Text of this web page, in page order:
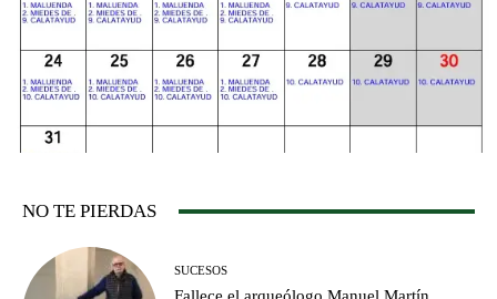
NO TE PIERDAS
SUCESOS